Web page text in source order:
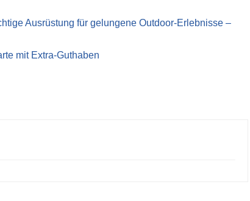
Ausrüstung für gelungene Outdoor-Erlebnisse –
mit Extra-Guthaben